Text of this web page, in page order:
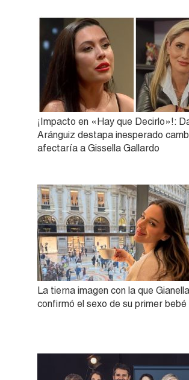
¡Impacto en «Hay que Decirlo»!:
Aránguiz destapa inesperado
afectaría a Gissella Gallardo
La tierna imagen con la que
confirmó el sexo de su primer bebé